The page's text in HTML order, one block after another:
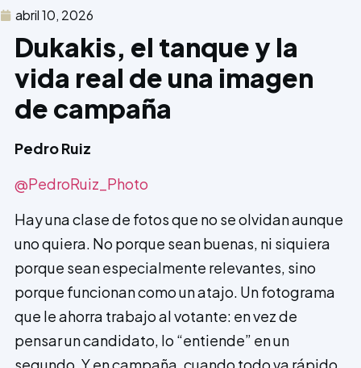
abril 10, 2026
Dukakis, el tanque y la
vida real de una imagen
de campaña
Pedro Ruiz
@PedroRuiz_Photo
Hay una clase de fotos que no se olvidan aunque
uno quiera. No porque sean buenas, ni siquiera
porque sean especialmente relevantes, sino
porque funcionan como un atajo. Un fotograma
que le ahorra trabajo al votante: en vez de
pensar un candidato, lo “entiende” en un